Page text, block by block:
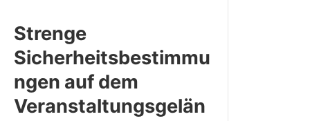
Strenge
Sicherheitsbestimmu
ngen auf dem
Veranstaltungsgelän